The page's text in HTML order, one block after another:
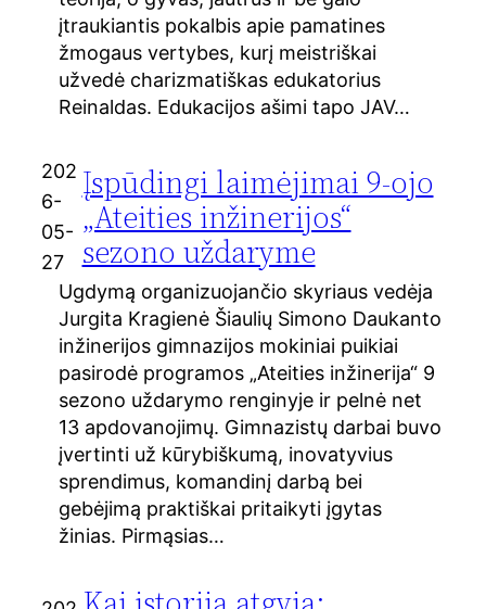
įtraukiantis pokalbis apie pamatines
žmogaus vertybes, kurį meistriškai
užvedė charizmatiškas edukatorius
Reinaldas. Edukacijos ašimi tapo JAV…
202
6-
05-
27
Įspūdingi laimėjimai 9-ojo
„Ateities inžinerijos“
sezono uždaryme
Ugdymą organizuojančio skyriaus vedėja
Jurgita Kragienė Šiaulių Simono Daukanto
inžinerijos gimnazijos mokiniai puikiai
pasirodė programos „Ateities inžinerija“ 9
sezono uždarymo renginyje ir pelnė net
13 apdovanojimų. Gimnazistų darbai buvo
įvertinti už kūrybiškumą, inovatyvius
sprendimus, komandinį darbą bei
gebėjimą praktiškai pritaikyti įgytas
žinias. Pirmąsias…